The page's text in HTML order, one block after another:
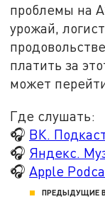
проблемы на
урожай,
платить за
может
Где слушать:
🎧 ВК.
🎧 Яндекс.
🎧 Apple
ПРЕДЫДУЩИЕ